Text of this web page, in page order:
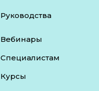
Руководства
Вебинары
Курсы
Специалистам